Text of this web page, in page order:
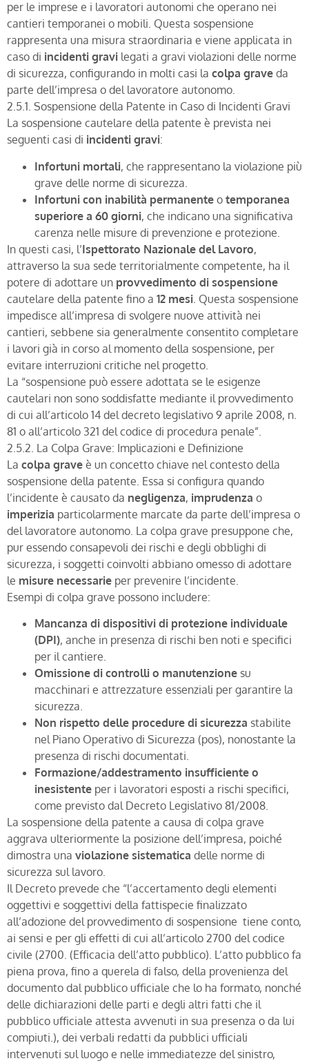
per le imprese e i lavoratori autonomi che operano nei
cantieri temporanei o mobili. Questa sospensione
rappresenta una misura straordinaria e viene applicata in
caso di incidenti gravi legati a gravi violazioni delle norme
di sicurezza, configurando in molti casi la colpa grave da
parte dell’impresa o del lavoratore autonomo.
2.5.1. Sospensione della Patente in Caso di Incidenti Gravi
La sospensione cautelare della patente è prevista nei
seguenti casi di incidenti gravi:
Infortuni mortali, che rappresentano la violazione più
grave delle norme di sicurezza.
Infortuni con inabilità permanente o temporanea
superiore a 60 giorni, che indicano una significativa
carenza nelle misure di prevenzione e protezione.
In questi casi, l’Ispettorato Nazionale del Lavoro,
attraverso la sua sede territorialmente competente, ha il
potere di adottare un provvedimento di sospensione
cautelare della patente fino a 12 mesi . Questa sospensione
impedisce all’impresa di svolgere nuove attività nei
cantieri, sebbene sia generalmente consentito completare
i lavori già in corso al momento della sospensione, per
evitare interruzioni critiche nel progetto.
La “sospensione può essere adottata se le esigenze
cautelari non sono soddisfatte mediante il provvedimento
di cui all’articolo 14 del decreto legislativo 9 aprile 2008, n.
81 o all’articolo 321 del codice di procedura penale”.
2.5.2. La Colpa Grave: Implicazioni e Definizione
La colpa grave è un concetto chiave nel contesto della
sospensione della patente. Essa si configura quando
l’incidente è causato da negligenza, imprudenza o
imperizia particolarmente marcate da parte dell’impresa o
del lavoratore autonomo. La colpa grave presuppone che,
pur essendo consapevoli dei rischi e degli obblighi di
sicurezza, i soggetti coinvolti abbiano omesso di adottare
le misure necessarie per prevenire l’incidente.
Esempi di colpa grave possono includere:
Mancanza di dispositivi di protezione individuale
(DPI), anche in presenza di rischi ben noti e specifici
per il cantiere.
Omissione di controlli o manutenzione su
macchinari e attrezzature essenziali per garantire la
sicurezza.
Non rispetto delle procedure di sicurezza stabilite
nel Piano Operativo di Sicurezza (pos), nonostante la
presenza di rischi documentati.
Formazione/addestramento insufficiente o
inesistente per i lavoratori esposti a rischi specifici,
come previsto dal Decreto Legislativo 81/2008.
La sospensione della patente a causa di colpa grave
aggrava ulteriormente la posizione dell’impresa, poiché
dimostra una violazione sistematica delle norme di
sicurezza sul lavoro.
Il Decreto prevede che “l’accertamento degli elementi
oggettivi e soggettivi della fattispecie finalizzato
all’adozione del provvedimento di sospensione tiene conto,
ai sensi e per gli effetti di cui all’articolo 2700 del codice
civile (2700. (Efficacia dell’atto pubblico). L’atto pubblico fa
piena prova, fino a querela di falso, della provenienza del
documento dal pubblico ufficiale che lo ha formato, nonché
delle dichiarazioni delle parti e degli altri fatti che il
pubblico ufficiale attesta avvenuti in sua presenza o da lui
compiuti.), dei verbali redatti da pubblici ufficiali
intervenuti sul luogo e nelle immediatezze del sinistro,